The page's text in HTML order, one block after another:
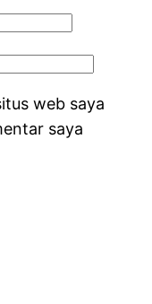
web saya
saya